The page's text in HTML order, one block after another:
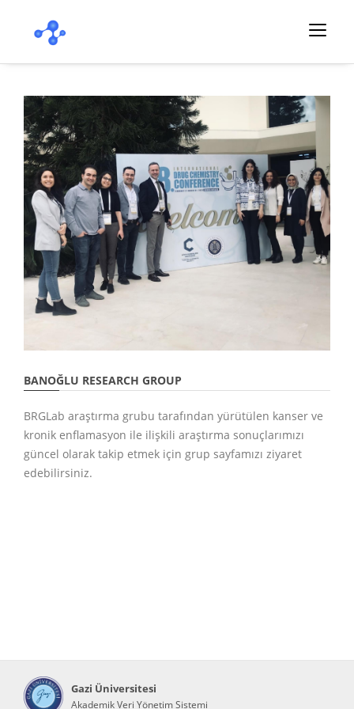
BANOĞLU RESEARCH GROUP
BRGLab araştırma grubu tarafından yürütülen kanser ve
kronik enflamasyon ile ilişkili araştırma sonuçlarımızı
güncel olarak takip etmek için grup sayfamızı ziyaret
edebilirsiniz.
Gazi Üniversitesi
Akademik Veri Yönetim Sistemi